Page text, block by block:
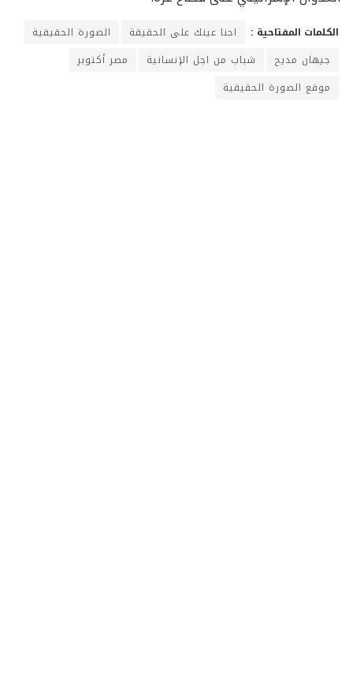
الكلمات المفتاحية : احنا عينك على الحقيقة
الصورة الحقيقية
جيهان مديح
شباب من اجل الإنسانية
مصر أكتوبر
موقع الصورة الحقيقية